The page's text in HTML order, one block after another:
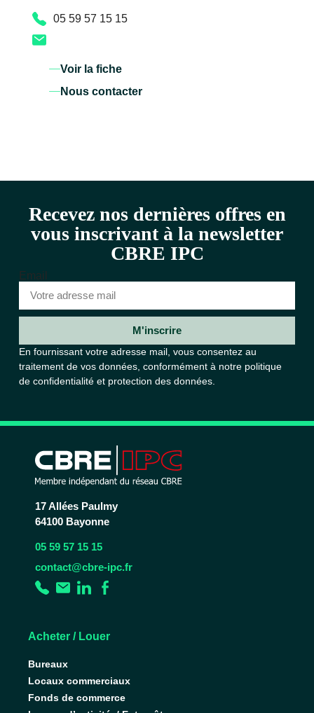
05 59 57 15 15
Voir la fiche
Nous contacter
Recevez nos dernières offres en
vous inscrivant à la newsletter
CBRE IPC
Email
M'inscrire
En fournissant votre adresse mail, vous consentez au
traitement de vos données, conformément à notre politique
de confidentialité et protection des données.
17 Allées Paulmy
64100 Bayonne
05 59 57 15 15
contact@cbre-ipc.fr
Acheter / Louer
Bureaux
Locaux commerciaux
Fonds de commerce